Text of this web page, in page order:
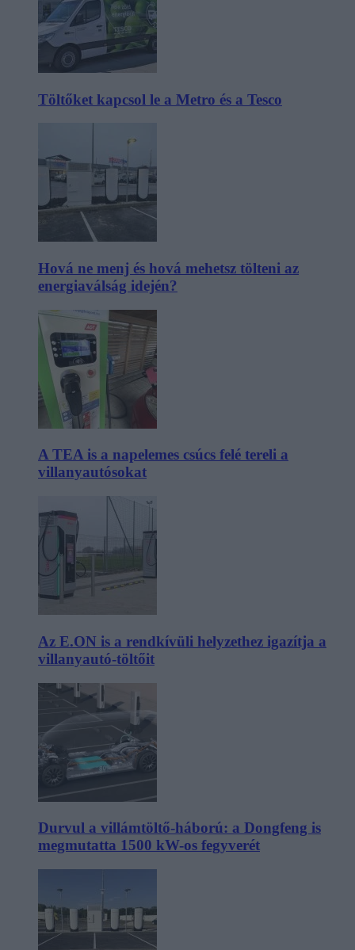
Töltőket kapcsol le a Metro és a Tesco
Hová ne menj és hová mehetsz tölteni az
energiaválság idején?
A TEA is a napelemes csúcs felé tereli a
villanyautósokat
Az E.ON is a rendkívüli helyzethez igazítja a
villanyautó-töltőit
Durvul a villámtöltő-háború: a Dongfeng is
megmutatta 1500 kW-os fegyverét